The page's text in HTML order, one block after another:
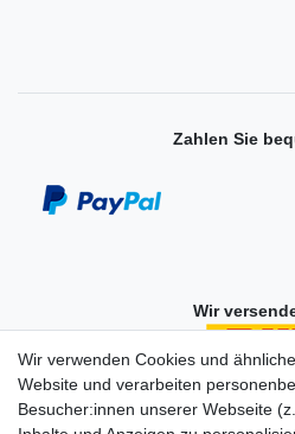
Zahlen Sie
Wir
Einkaufen
Wir verwenden Cookies und
Website und verarbeiten
Besucher:innen unserer Webseite